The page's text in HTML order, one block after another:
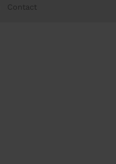
Contact